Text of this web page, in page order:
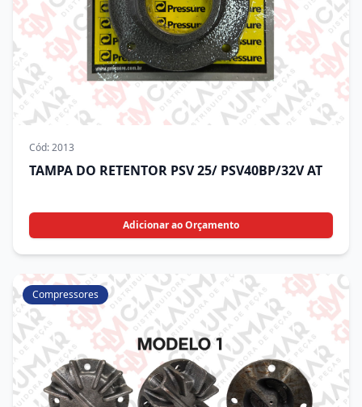
Cód:2013
TAMPA DO RETENTOR PSV 25/ PSV40BP/32V AT
Adicionar ao Orçamento
Compressores